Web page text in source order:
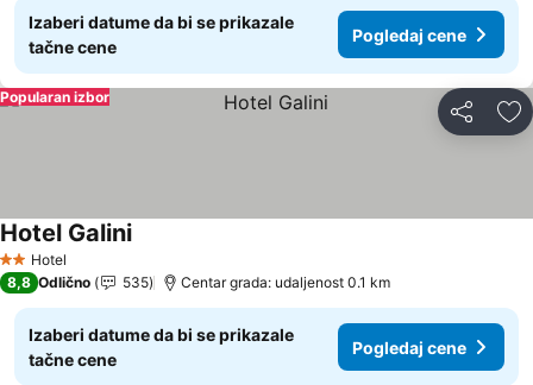
Izaberi datume da bi se prikazale
tačne cene
Pogledaj cene
Deli
Popularan izbor
2 Zvezdice
Hotel
Hotel Galini
8,8 Odlično 535 Centar grada: udaljenost 0.1 km
Izaberi datume da bi se prikazale
tačne cene
Pogledaj cene